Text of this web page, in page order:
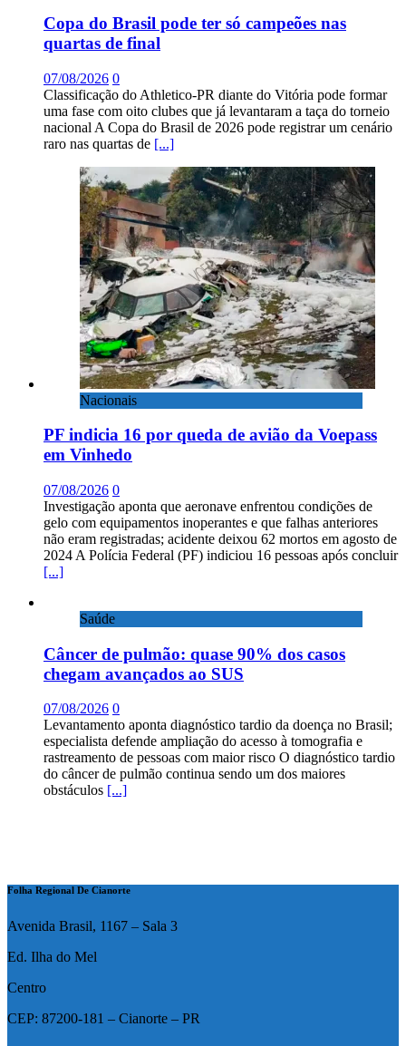
Copa do Brasil pode ter só campeões nas
quartas de final
07/08/2026 0
Classificação do Athletico-PR diante do Vitória pode formar
uma fase com oito clubes que já levantaram a taça do torneio
nacional A Copa do Brasil de 2026 pode registrar um cenário
raro nas quartas de [...]
Nacionais
PF indicia 16 por queda de avião da Voepass
em Vinhedo
07/08/2026 0
Investigação aponta que aeronave enfrentou condições de
gelo com equipamentos inoperantes e que falhas anteriores
não eram registradas; acidente deixou 62 mortos em agosto de
2024 A Polícia Federal (PF) indiciou 16 pessoas após concluir
[...]
Saúde
Câncer de pulmão: quase 90% dos casos
chegam avançados ao SUS
07/08/2026 0
Levantamento aponta diagnóstico tardio da doença no Brasil;
especialista defende ampliação do acesso à tomografia e
rastreamento de pessoas com maior risco O diagnóstico tardio
do câncer de pulmão continua sendo um dos maiores
obstáculos [...]
Folha Regional De Cianorte
Avenida Brasil, 1167 – Sala 3
Ed. Ilha do Mel
Centro
CEP: 87200-181 – Cianorte – PR